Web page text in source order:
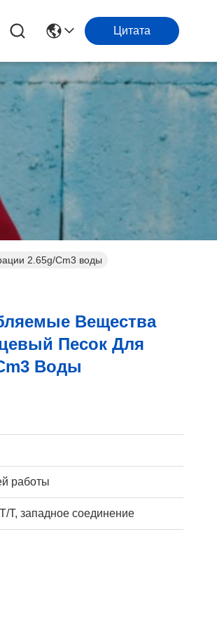
Цитата
2.65g/Cm3 воды
Вещества
Песок Для
Воды
работы
T, западное соединение